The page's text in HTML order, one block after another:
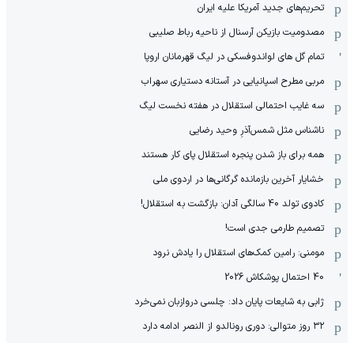
تحریم‌های جدید آمریکا علیه ایران
مصدومیت بازیکن آرسنال از ناحیه رباط صلیبی
تمام گل های لواندوفسکی در لیگ قهرمانان اروپا
مربی مطرح اسپانیایی در آستانه دستیاری سهراب
سه غایب احتمالی استقلال در هفته نخست لیگ
ناشناس مثل شمس‌آذرِ وحید رضایی
همه برای باز شدن پنجره استقلال پای کار هستند
خشایار آخرین بازمانده گرگانی‌ها در اردوی ملی
کادوی تولد 40 سالگی آدان: بازگشت به استقلال!
تصمیم طارمی جدی است!
مومنی: رامین کمک‌های استقلال را یادش نرود
40 احتمال پوشکاش 2026
ژابی به شایعات پایان داد: چلسی دروازبان نمی‌خرد
۳۲ روز متوالی: دوری رونالدو از النصر ادامه دارد